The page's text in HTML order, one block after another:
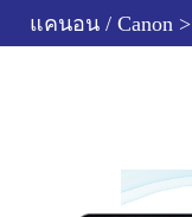
แคนอน / Canon >